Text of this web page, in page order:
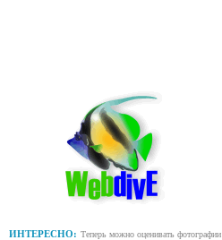
ИНТЕРЕСНО: Теперь можно оценивать фотографии